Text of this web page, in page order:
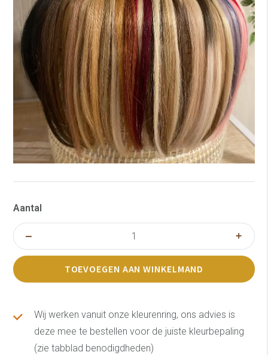
Aantal
TOEVOEGEN AAN WINKELMAND
Wij werken vanuit onze kleurenring, ons advies is
deze mee te bestellen voor de juiste kleurbepaling
(zie tabblad benodigdheden)